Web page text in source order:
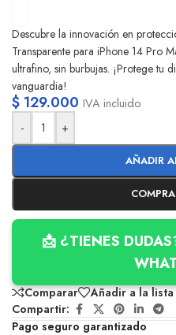
Descubre la innovación en
Transparente para iPhone 14 Pro
ultrafino, sin burbujas. ¡Protege tu
vanguardia!
$ 129.000 IVA incluido
-
+
AÑADIR
📩 ¿TIENES
Comparar
Añadir a la
Compartir:
Pago seguro garantizado